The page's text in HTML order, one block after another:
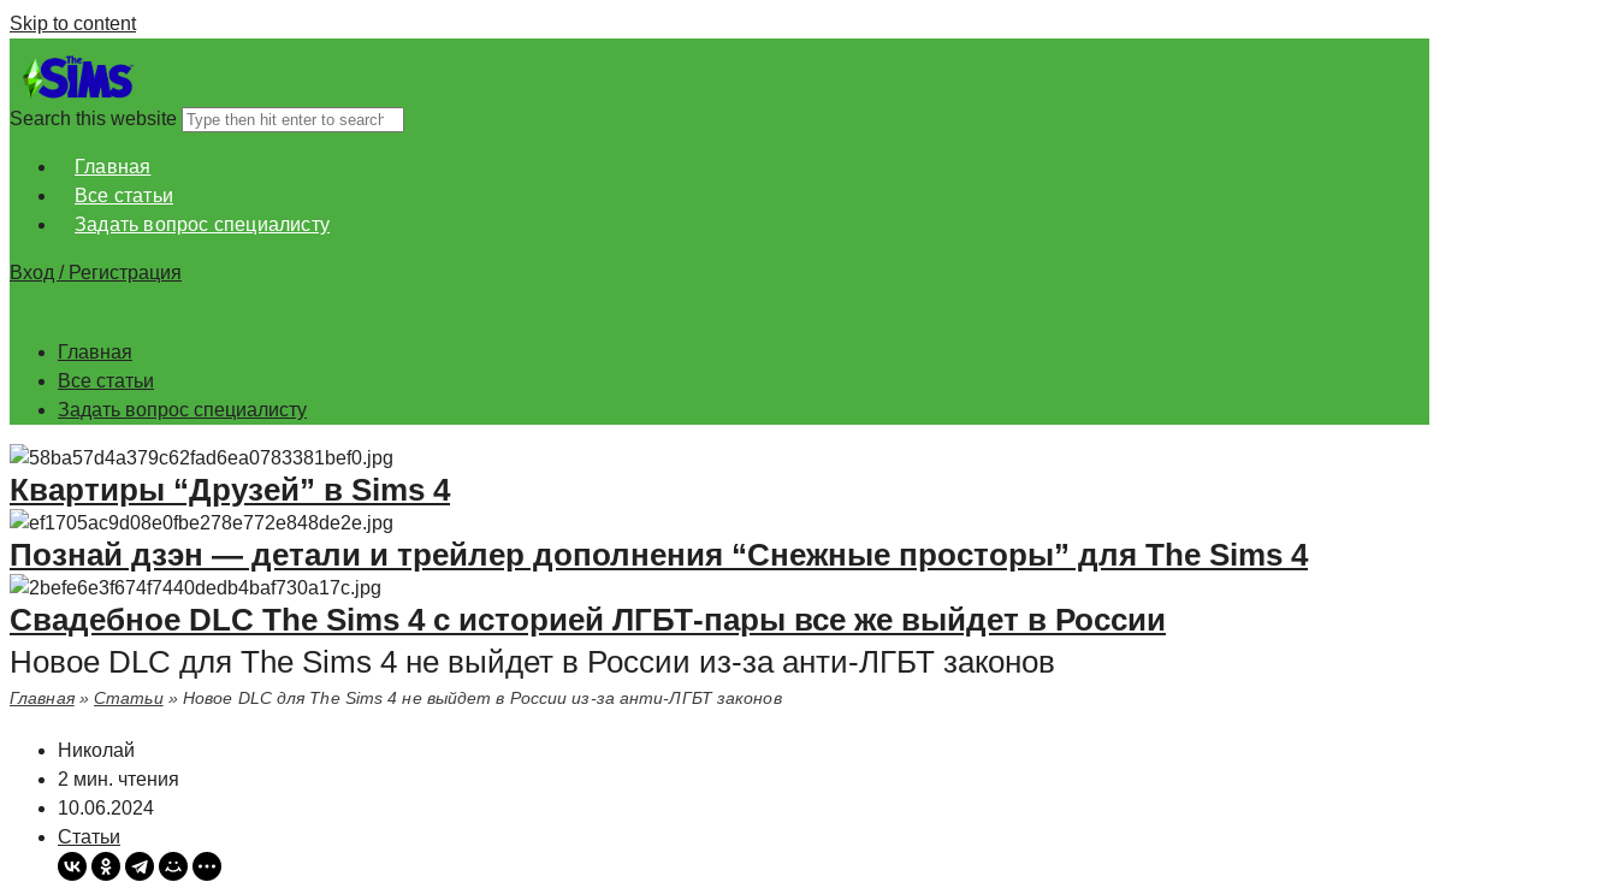
Skip to content
Search this website
Главная
Все статьи
Задать вопрос специалисту
Вход / Регистрация
Главная
Все статьи
Задать вопрос специалисту
Квартиры “Друзей” в Sims 4
Познай дзэн — детали и трейлер дополнения “Снежные просторы” для The Sims 4
Свадебное DLC The Sims 4 с историей ЛГБТ-пары все же выйдет в России
Новое DLC для The Sims 4 не выйдет в России из-за анти-ЛГБТ законов
Главная»Статьи» Новое DLC для The Sims 4 не выйдет в России из-за анти-ЛГБТ законов
Николай
2 мин. чтения
10.06.2024
Статьи